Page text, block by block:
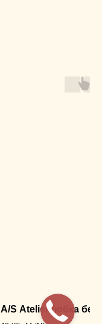
A/S Atelier (юбка